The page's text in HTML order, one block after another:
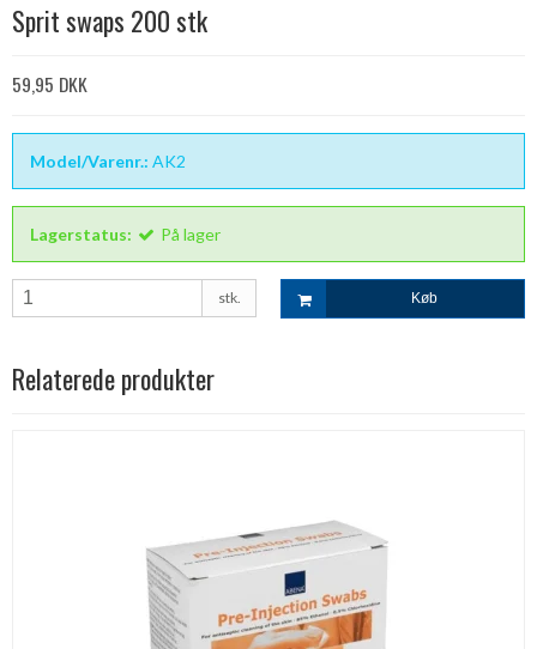
Sprit swaps 200 stk
59,95 DKK
Model/Varenr.: AK2
Lagerstatus: På lager
stk. Køb
Relaterede produkter